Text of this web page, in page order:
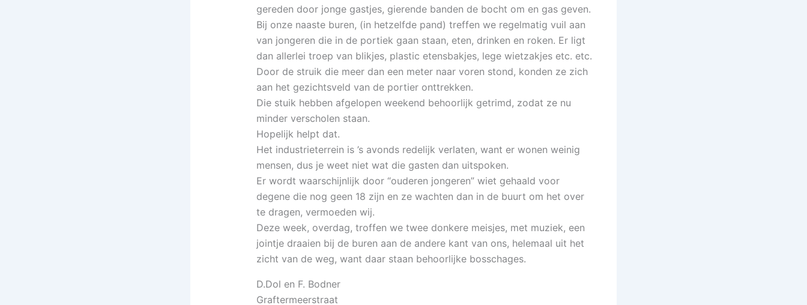
gereden door jonge gastjes, gierende banden de bocht om en gas geven.
Bij onze naaste buren, (in hetzelfde pand) treffen we regelmatig vuil aan
van jongeren die in de portiek gaan staan, eten, drinken en roken. Er ligt
dan allerlei troep van blikjes, plastic etensbakjes, lege wietzakjes etc. etc.
Door de struik die meer dan een meter naar voren stond, konden ze zich
aan het gezichtsveld van de portier onttrekken.
Die stuik hebben afgelopen weekend behoorlijk getrimd, zodat ze nu
minder verscholen staan.
Hopelijk helpt dat.
Het industrieterrein is ’s avonds redelijk verlaten, want er wonen weinig
mensen, dus je weet niet wat die gasten dan uitspoken.
Er wordt waarschijnlijk door “ouderen jongeren” wiet gehaald voor
degene die nog geen 18 zijn en ze wachten dan in de buurt om het over
te dragen, vermoeden wij.
Deze week, overdag, troffen we twee donkere meisjes, met muziek, een
jointje draaien bij de buren aan de andere kant van ons, helemaal uit het
zicht van de weg, want daar staan behoorlijke bosschages.
D.Dol en F. Bodner
Graftermeerstraat